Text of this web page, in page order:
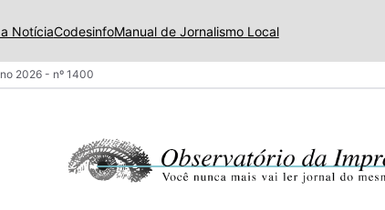
NotíciaCodesinfoManual de Jornalismo Local
2026 - nº 1400